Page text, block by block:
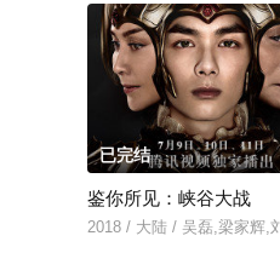
已完结
鉴你所见：峡谷大战
2018 / 大陆 / 吴磊,梁家辉,